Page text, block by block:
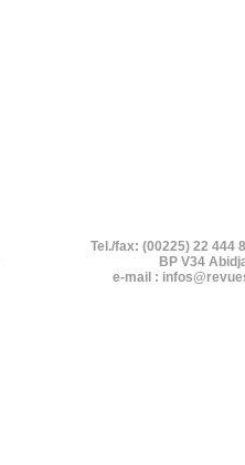
Tel./fax: (00225) 22 444
BP V34
e-mail :